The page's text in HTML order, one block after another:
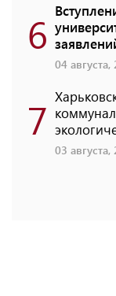
6
04
7
03